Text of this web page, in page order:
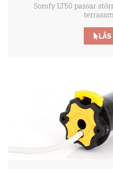
Somfy LT50 passar